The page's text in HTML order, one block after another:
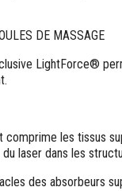
DE MASSAGE
LightForce®
comprime les tissus
laser dans les
des absorbeurs